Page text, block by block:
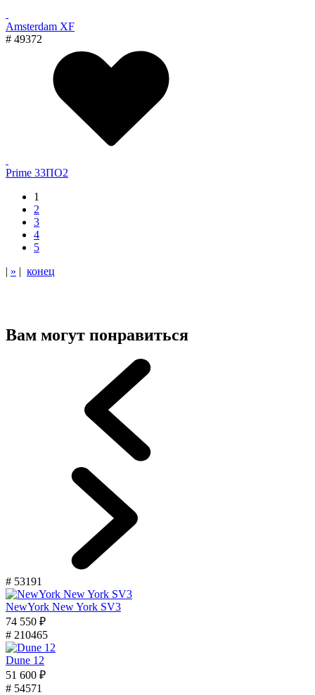
Amsterdam XF
# 49372
Prime 33ПО2
1
2
3
4
5
| » | конец
Вам могут понравиться
# 53191
NewYork New York SV3
74 550 ₽
# 210465
Dune 12
51 600 ₽
# 54571